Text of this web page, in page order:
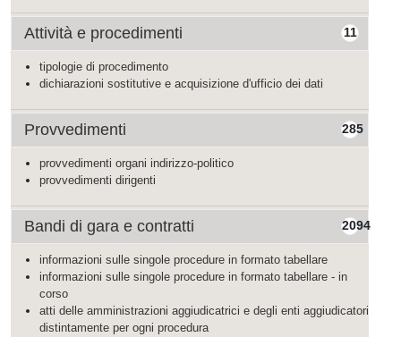
11
Attività e procedimenti
tipologie di procedimento
dichiarazioni sostitutive e acquisizione d'ufficio dei dati
285
Provvedimenti
provvedimenti organi indirizzo-politico
provvedimenti dirigenti
2094
Bandi di gara e contratti
informazioni sulle singole procedure in formato tabellare
informazioni sulle singole procedure in formato tabellare - in
corso
atti delle amministrazioni aggiudicatrici e degli enti aggiudicatori
distintamente per ogni procedura